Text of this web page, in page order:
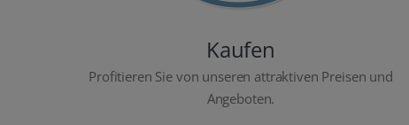
Kaufen
Profitieren Sie von unseren attraktiven Preisen und
Angeboten.